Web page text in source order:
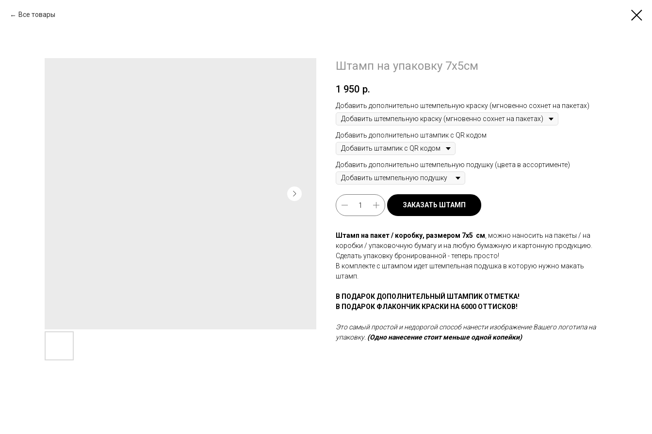
Все товары
Штамп на упаковку 7х5см
1 950 р.
Добавить дополнительно штемпельную краску (мгновенно сохнет на пакетах)
Добавить дополнительно штампик с QR кодом
Добавить дополнительно штемпельную подушку (цвета в ассортименте)
ЗАКАЗАТЬ ШТАМП
Штамп на пакет / коробку, размером 7х5 см, можно наносить на пакеты / на
коробки / упаковочную бумагу и на любую бумажную и картонную продукцию.
Сделать упаковку бронированной - теперь просто!
В комплекте с штампом идет штемпельная подушка в которую нужно макать
штамп.
В ПОДАРОК ДОПОЛНИТЕЛЬНЫЙ ШТАМПИК ОТМЕТКА!
В ПОДАРОК ФЛАКОНЧИК КРАСКИ НА 6000 ОТТИСКОВ!
Это самый простой и недорогой способ нанести изображение Вашего логотипа на
упаковку. (Одно нанесение стоит меньше одной копейки)